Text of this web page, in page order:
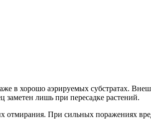
в хорошо аэрируемых субстратах.
заметен лишь при пересадке растений.
отмирания. При сильных поражениях